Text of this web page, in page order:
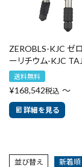
ZEROBLS-KJC ゼ
ーリチウム-KJC
送料無料
¥168,542税込 〜
詳細を見る
並び替え 新着順